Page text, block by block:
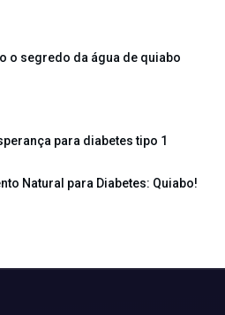
o segredo da água de quiabo
para diabetes tipo 1
Natural para Diabetes: Quiabo!